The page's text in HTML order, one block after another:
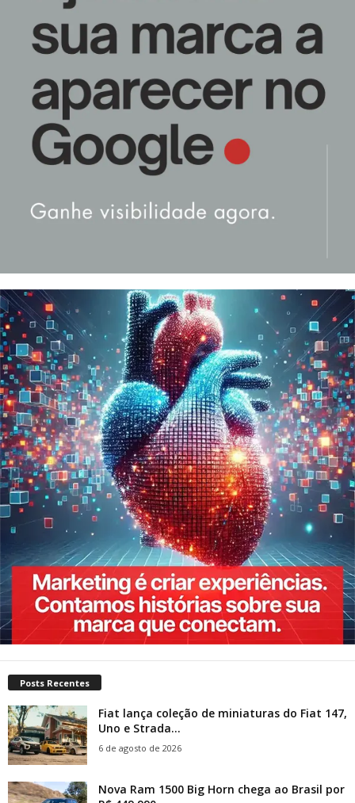
Posts Recentes
Fiat lança coleção de miniaturas do Fiat 147,
Uno e Strada...
6 de agosto de 2026
Nova Ram 1500 Big Horn chega ao Brasil por